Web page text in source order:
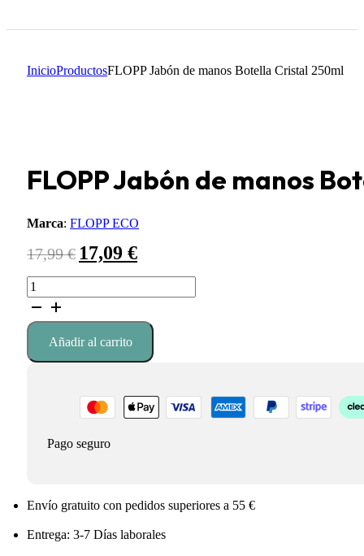
InicioProductosFLOPP Jabón de manos Botella Cristal 250ml
FLOPP Jabón de manos
Marca: FLOPP ECO
17,99€ El
precio
era:
17,09 €El
precio
es:
FLOPP
Jabón
manos
Botella
Cristal
Añadir al carrito
Pago seguro
Envío gratuito con pedidos superiores a 55 €
Entrega: 3-7 Días laborales